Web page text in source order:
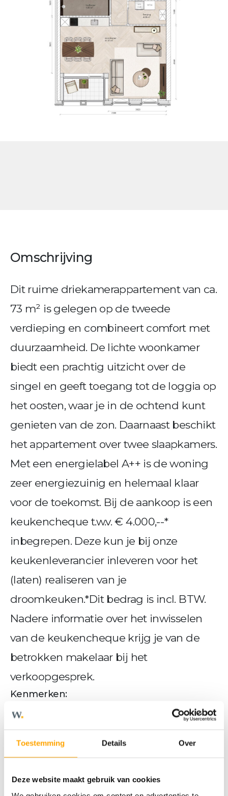
Toestemming Details Over
Deze website maakt gebruik van cookies
Omschrijving
Dit ruime driekamerappartement van ca.
73 m² is gelegen op de tweede
verdieping en combineert comfort met
duurzaamheid. De lichte woonkamer
biedt een prachtig uitzicht over de
singel en geeft toegang tot de loggia op
het oosten, waar je in de ochtend kunt
genieten van de zon. Daarnaast beschikt
het appartement over twee slaapkamers.
Met een energielabel A++ is de woning
zeer energiezuinig en helemaal klaar
voor de toekomst. Bij de aankoop is een
keukencheque t.w.v. € 4.000,--*
inbegrepen. Deze kun je bij onze
keukenleverancier inleveren voor het
(laten) realiseren van je
droomkeuken.*Dit bedrag is incl. BTW.
Nadere informatie over het inwisselen
van de keukencheque krijg je van de
betrokken makelaar bij het
verkoopgesprek.
Kenmerken:
• Praktisch ingedeelde appartementen aan
• Woonoppervlakte 72m2
• Gelegen op de tweede tot en met vierde
• Twee slaapkamers